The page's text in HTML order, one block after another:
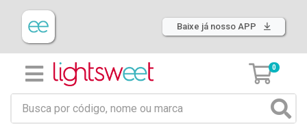
Baixe já nosso APP
0